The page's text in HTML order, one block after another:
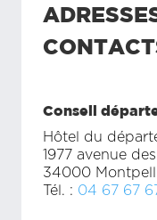
Conseil
Hôtel du
1977 avenue
34000
Tél. : 04 67 67